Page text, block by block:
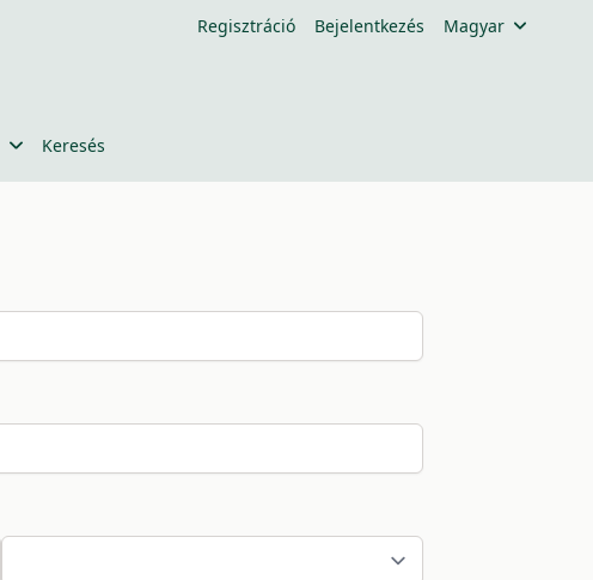
Regisztráció Bejelentkezés Magyar
Keresés